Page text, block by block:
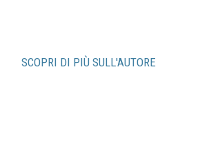
SCOPRI DI PIÙ SULL'AUTORE